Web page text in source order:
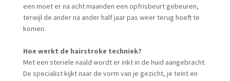
een moet er na acht maanden een opfrisbeurt gebeuren,
terwijl de ander na ander half jaar pas weer terug hoeft te
komen.
Hoe werkt de hairstroke techniek?
Met een steriele naald wordt er inkt in de huid aangebracht.
De specialist kijkt naar de vorm van je gezicht, je teint en